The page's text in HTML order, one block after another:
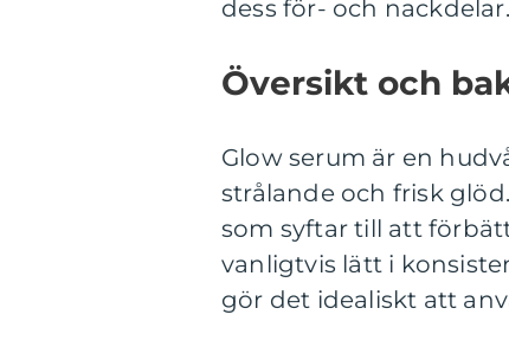
dess för- och nackdelar.
Översikt och
Glow serum är en
strålande och frisk
som syftar till att
vanligtvis lätt i
gör det idealiskt att